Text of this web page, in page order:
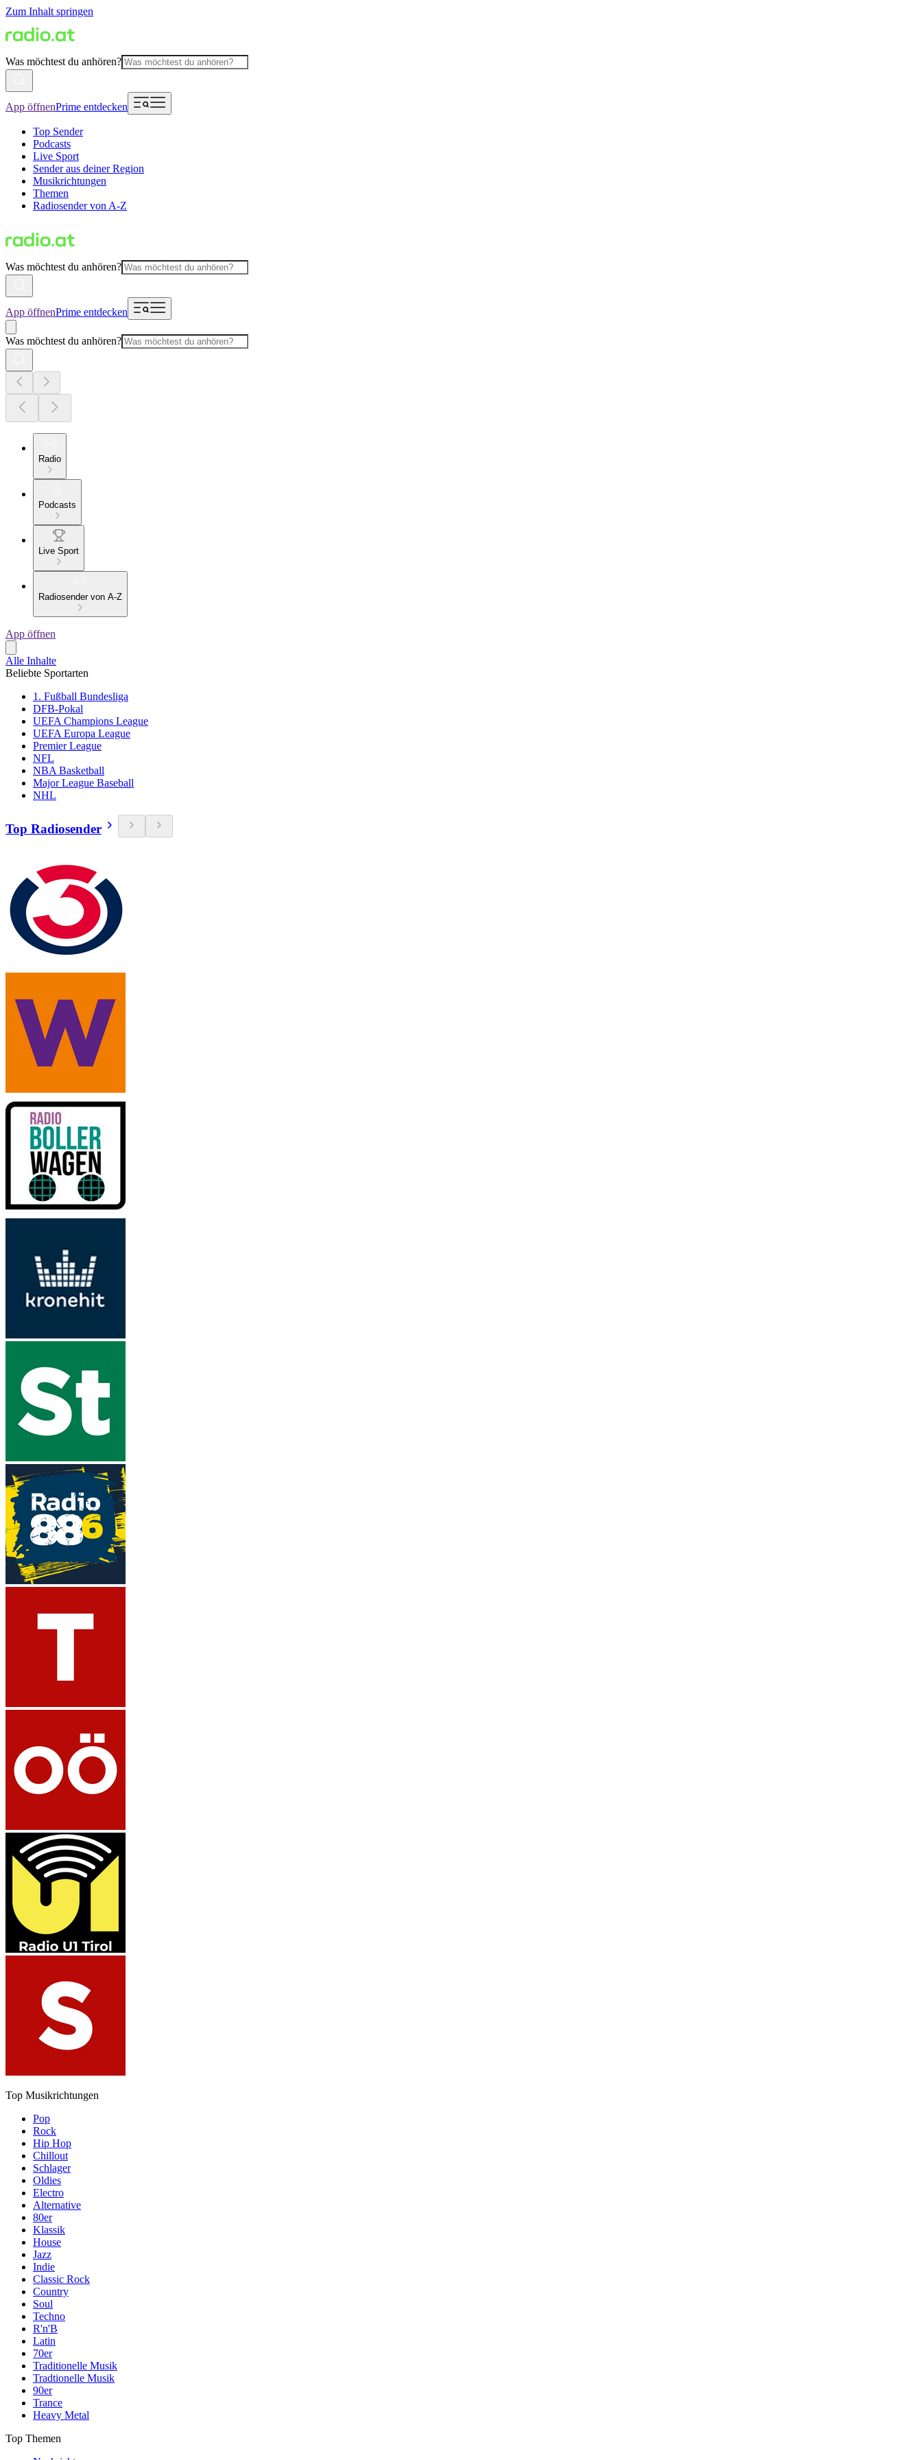
Zum Inhalt springen
Was möchtest du anhören?
App öffnenPrime entdecken
Top Sender
Podcasts
Live Sport
Sender aus deiner Region
Musikrichtungen
Themen
Radiosender von A-Z
Was möchtest du anhören?
App öffnenPrime entdecken
Was möchtest du anhören?
Radio
Podcasts
Live Sport
Radiosender von A-Z
App öffnen
Alle Inhalte
Beliebte Sportarten
1. Fußball Bundesliga
DFB-Pokal
UEFA Champions League
UEFA Europa League
Premier League
NFL
NBA Basketball
Major League Baseball
NHL
Top Radiosender
Top Musikrichtungen
Pop
Rock
Hip Hop
Chillout
Schlager
Oldies
Electro
Alternative
80er
Klassik
House
Jazz
Indie
Classic Rock
Country
Soul
Techno
R'n'B
Latin
70er
Traditionelle Musik
Tradtionelle Musik
90er
Trance
Heavy Metal
Top Themen